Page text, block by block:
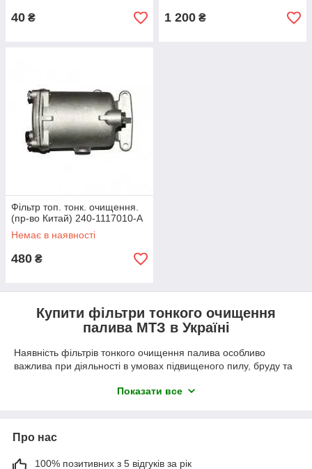
40 ₴ 1 200 ₴
Фільтр топ. тонк. очищення.
(пр-во Китай) 240-1117010-А
Немає в наявності
480 ₴
Купити фільтри тонкого очищення
палива МТЗ в Україні
Наявність фільтрів тонкого очищення палива особливо
важлива при діяльності в умовах підвищеного пилу, бруду та
для стандартних фільтрів і як додатковий захист. Принцип їх
іржа розміром від 5 до 10 мікрон. Завдяки цьому запобігає
потраплянню забруднень у систему паливоподачі та насос
високого тиску, де вони можуть спричинити непоправні
Показати все
Про нас
100% позитивних з 5 відгуків за рік